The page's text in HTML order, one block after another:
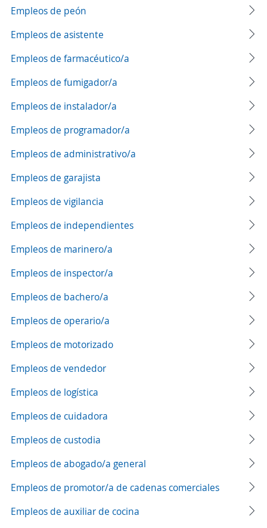
Empleos de peón
Empleos de asistente
Empleos de farmacéutico/a
Empleos de fumigador/a
Empleos de instalador/a
Empleos de programador/a
Empleos de administrativo/a
Empleos de garajista
Empleos de vigilancia
Empleos de independientes
Empleos de marinero/a
Empleos de inspector/a
Empleos de bachero/a
Empleos de operario/a
Empleos de motorizado
Empleos de vendedor
Empleos de logística
Empleos de cuidadora
Empleos de custodia
Empleos de abogado/a general
Empleos de promotor/a de cadenas comerciales
Empleos de auxiliar de cocina